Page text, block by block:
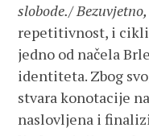
slobode./
repetitivnost, i
jedno od načela
identiteta. Zbog
stvara konotacije
naslovljena i